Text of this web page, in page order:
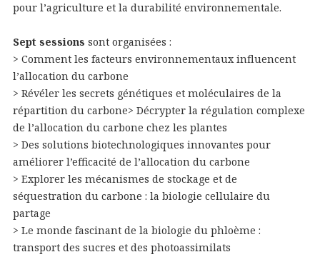
pour l’agriculture et la durabilité environnementale.
Sept sessions sont organisées :
> Comment les facteurs environnementaux influencent
l’allocation du carbone
> Révéler les secrets génétiques et moléculaires de la
répartition du carbone> Décrypter la régulation complexe
de l’allocation du carbone chez les plantes
> Des solutions biotechnologiques innovantes pour
améliorer l’efficacité de l’allocation du carbone
> Explorer les mécanismes de stockage et de
séquestration du carbone : la biologie cellulaire du
partage
> Le monde fascinant de la biologie du phloème :
transport des sucres et des photoassimilats